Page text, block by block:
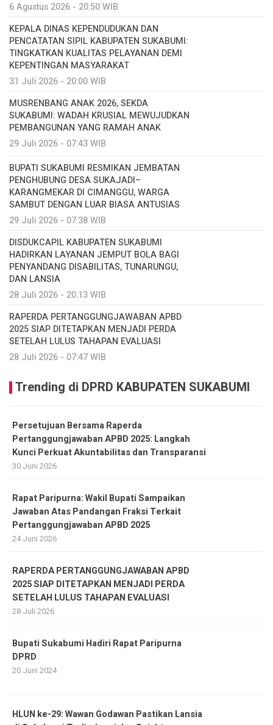
6 Agustus 2026 - 20:50 WIB
KEPALA DINAS KEPENDUDUKAN DAN
PENCATATAN SIPIL KABUPATEN SUKABUMI:
TINGKATKAN KUALITAS PELAYANAN DEMI
KEPENTINGAN MASYARAKAT
31 Juli 2026 - 20:00 WIB
MUSRENBANG ANAK 2026, SEKDA
SUKABUMI: WADAH KRUSIAL MEWUJUDKAN
PEMBANGUNAN YANG RAMAH ANAK
29 Juli 2026 - 07:43 WIB
BUPATI SUKABUMI RESMIKAN JEMBATAN
PENGHUBUNG DESA SUKAJADI–
KARANGMEKAR DI CIMANGGU, WARGA
SAMBUT DENGAN LUAR BIASA ANTUSIAS
29 Juli 2026 - 07:38 WIB
DISDUKCAPIL KABUPATEN SUKABUMI
HADIRKAN LAYANAN JEMPUT BOLA BAGI
PENYANDANG DISABILITAS, TUNARUNGU,
DAN LANSIA
28 Juli 2026 - 20:13 WIB
RAPERDA PERTANGGUNGJAWABAN APBD
2025 SIAP DITETAPKAN MENJADI PERDA
SETELAH LULUS TAHAPAN EVALUASI
28 Juli 2026 - 07:47 WIB
Trending di DPRD KABUPATEN SUKABUMI
Persetujuan Bersama Raperda
Pertanggungjawaban APBD 2025: Langkah
Kunci Perkuat Akuntabilitas dan Transparansi
30 Juni 2026
Rapat Paripurna: Wakil Bupati Sampaikan
Jawaban Atas Pandangan Fraksi Terkait
Pertanggungjawaban APBD 2025
24 Juni 2026
RAPERDA PERTANGGUNGJAWABAN APBD
2025 SIAP DITETAPKAN MENJADI PERDA
SETELAH LULUS TAHAPAN EVALUASI
28 Juli 2026
Bupati Sukabumi Hadiri Rapat Paripurna
DPRD
20 Juni 2024
HLUN ke-29: Wawan Godawan Pastikan Lansia